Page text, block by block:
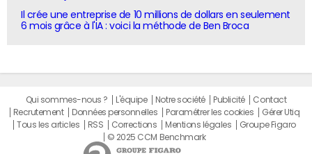
Il crée une entreprise de 10 millions de dollars en seulement
6 mois grâce à l'IA : voici la méthode de Ben Broca
Qui sommes-nous ? L'équipe Notre société Publicité
Contact
Recrutement
Données personnelles Paramétrer les cookies
Gérer Utiq
Tous les articles
RSS Corrections Mentions légales
Groupe Figaro
© 2025 CCM Benchmark